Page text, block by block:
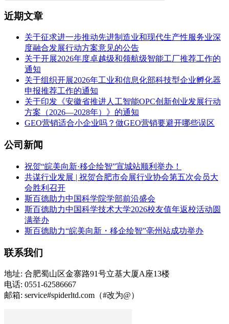
近期文章
关于征求进一步推动先进制造业和现代生产性服务业深
度融合发展行动方案意见的公告
关于开展2026年度卓越级和领航级智能工厂推荐工作的
通知
关于组织开展2026年工业和信息化部科技型企业孵化器
申报推荐工作的通知
关于印发《安徽省推进人工智能OPC创新创业发展行动
方案（2026—2028年）》的通知
GEO营销适合小企业吗？做GEO营销要避开哪些误区
公司新闻
祝贺“皖美向新·移企绘智”宣城站顺利举办！
共谋行业发展 | 祝贺合肥市会展行业协会第五次会员大
会胜利召开
斯百德助力中国科学院学部前沿盛会
斯百德助力中国科学技术大学2026校友值年返校活动圆
满举办
斯百德助力“皖美向新・移企绘智”亳州站成功举办
联系我们
地址: 合肥蜀山区金寨路91号立基大厦A座13楼
电话: 0551-62586667
邮箱: service#spiderltd.com（#改为@）